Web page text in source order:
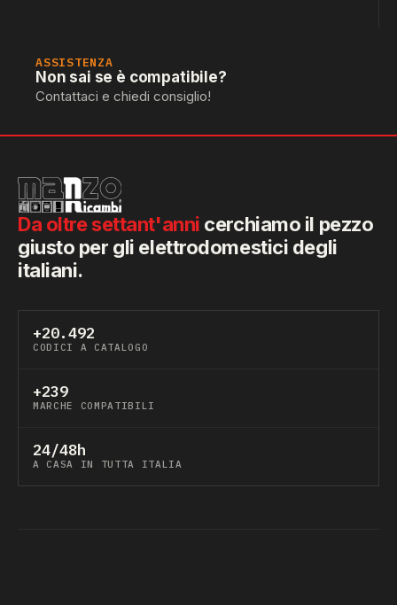
ASSISTENZA
Non sai se è compatibile?
Contattaci e chiedi consiglio!
Da oltre settant'anni cerchiamo il pezzo
giusto per gli elettrodomestici degli
italiani.
+20.492
CODICI A CATALOGO
+239
MARCHE COMPATIBILI
24/48h
A CASA IN TUTTA ITALIA